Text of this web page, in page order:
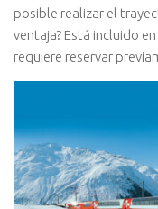
posible realizar el
ventaja? Está incluido
requiere reservar